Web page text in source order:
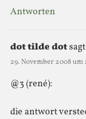
Antworten
dot tilde dot
29. November 2008 um
@3 (rené):
die antwort